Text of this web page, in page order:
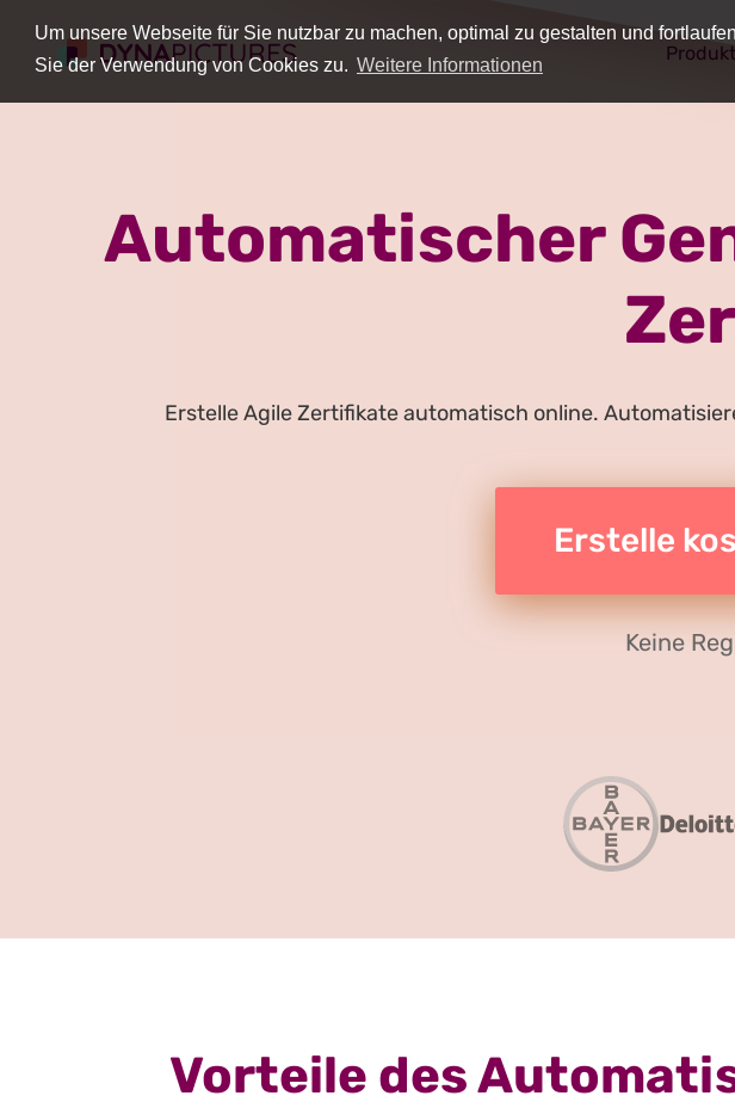
Um unsere Webseite für Sie nutzbar zu machen, optimal zu gestalten und
Sie der Verwendung von Cookies zu. Weitere Informationen
Produkt
Automatischer
Erstelle Agile Zertifikate automatisch online.
Erstelle
Keine
Vorteile des